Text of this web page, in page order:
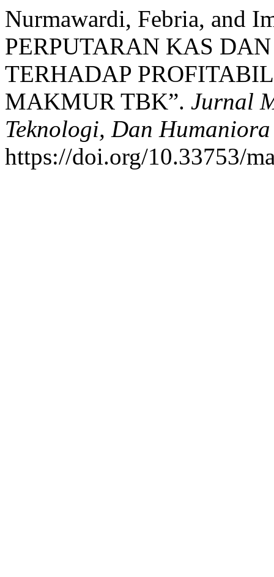
Nurmawardi, Febria, and
PERPUTARAN KAS
TERHADAP
MAKMUR TBK”. Jurnal
Teknologi, Dan Humaniora
https://doi.org/10.33753/